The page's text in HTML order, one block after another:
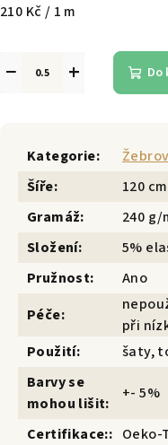
Měrná
210 Kč / 1 m
+
− Do
Kategorie:
Šíře:
120 cm
Gramáž:
240 g/
Složení:
5%
Pružnost:
Ano
Péče:
při
Použití:
šaty,
Barvy se
mohou lišit:
+- 5%
Certifikace:: Oeko-